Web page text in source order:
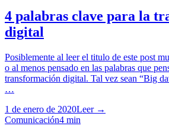
4 palabras clave para la
digital
Posiblemente al leer el titulo de este post
o al menos pensado en las palabras que
transformación digital. Tal vez sean “Big
…
1 de enero de 2020Leer →
Comunicación4 min